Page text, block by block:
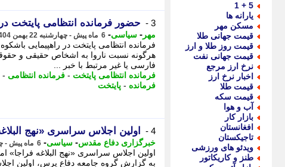
5 + 1
یارانه ها
مسکن مهر
قیمت جهانی طلا
قیمت روز طلا و ارز
قیمت جهانی نفت
نرخ ارز مرجع
اخبار نرخ ارز
قیمت طلا
قیمت سکه
آب و هوا
بازار کار
افغانستان
تاجیکستان
ویدئو های ورزشی
طنز و کاریکاتور
3 - حضور فرمانده انتظامی پایتخت در
مهر - سیاسی- 6 ماه پیش - چهارشنبه 22 بهمن 1404، 12:15
هرگونه نسبت ناروا به اشخاص حقیقی و
فارسی یا غیر مرتبط با خبر ...
فرمانده انتظامی پایتخت - فرمانده انتظامی -
فرمانده - پایتخت
4 - اولین اجلاس سراسری «نهج
خبرگزاری دفاع مقدس- سیاسی- 6 ماه پیش - چهارشنبه 8 بهمن 1404، 11:00
اولین اجلاس سراسری «نهج البلاغه فراجا»
به گزارش گروه جامعه دفاع پرس، اولین